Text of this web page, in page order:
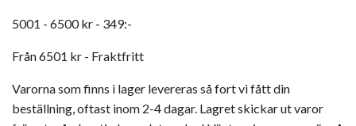
5001 - 6500 kr - 349:-
Från 6501 kr - Fraktfritt
Varorna som finns i lager levereras så fort vi fått din
beställning, oftast inom 2-4 dagar. Lagret skickar ut varor